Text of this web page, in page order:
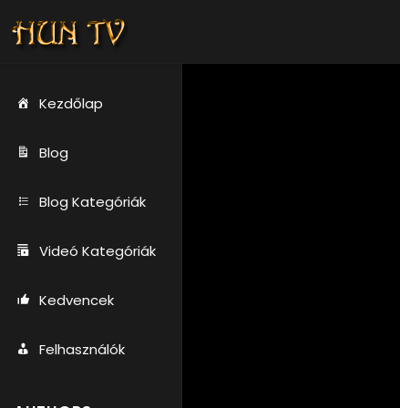
Kezdőlap
Blog
Blog Kategóriák
Videó Kategóriák
Kedvencek
Felhasználók